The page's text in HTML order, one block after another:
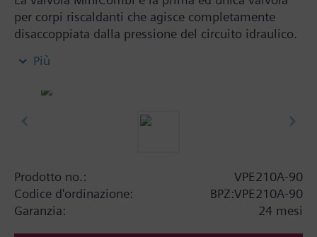
per corpi riscaldanti che agisce completamente
disaccoppiata dalla pressione del circuito idraulico.
contemporaneamente due funzioni. La valvola
bilanciamento automatico della pressione.
regolazione del riscaldamento ottimali, nei quali il
problema dell’infuenza idraulica reciproca è
eliminato definitivamente. L’intera installazione e
Più
Prodotto no.:
VPE210A-90
Codice d'ordinazione:
BPZ:VPE210A-90
Garanzia:
24 mesi